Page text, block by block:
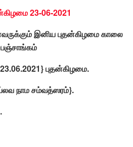
23-06-2021
இனிய புதன்கிழமை காலை
புதன்கிழமை.
நாம சம்வத்ஸரம்}.